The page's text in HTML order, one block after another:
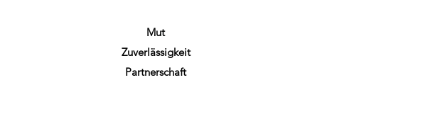
Mut
Zuverlässigkeit
Partnerschaft